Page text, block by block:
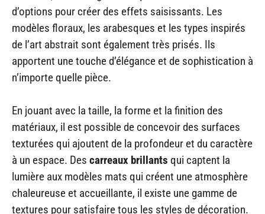
d’options pour créer des effets saisissants. Les
modèles floraux, les arabesques et les types inspirés
de l’art abstrait sont également très prisés. Ils
apportent une touche d’élégance et de sophistication à
n’importe quelle pièce.
En jouant avec la taille, la forme et la finition des
matériaux, il est possible de concevoir des surfaces
texturées qui ajoutent de la profondeur et du caractère
à un espace. Des carreaux brillants qui captent la
lumière aux modèles mats qui créent une atmosphère
chaleureuse et accueillante, il existe une gamme de
textures pour satisfaire tous les styles de décoration.